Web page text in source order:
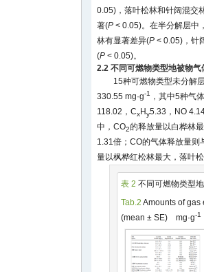
0.05)，落叶松林和针阔混交
著(P < 0.05)。在半分解层中
林有显著差异(P < 0.05)，针
(P < 0.05)。
2.2 不同可燃物类型地被物气
15种可燃物类型未分解
330.55 mg·g-1
，其中5种气
118.02，CxHy5.33，NO
中，CO2的释放量以白桦林
1.31倍；CO的气体释放量则
量以枫桦红松林最大，落叶
表 2 不同可燃物类型
Tab.2 Amounts of gas
(mean ± SE) mg·g-1